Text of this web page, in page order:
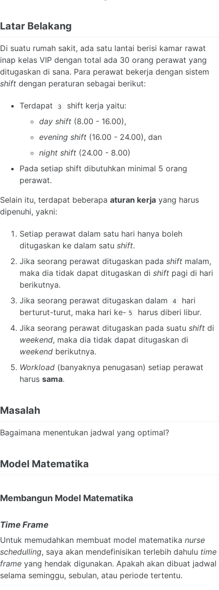
Latar Belakang
Di suatu rumah sakit, ada satu lantai berisi kamar rawat
inap kelas VIP dengan total ada 30 orang perawat yang
ditugaskan di sana. Para perawat bekerja dengan sistem
shift dengan peraturan sebagai berikut:
Terdapat 3
shift kerja yaitu:
day shift (8.00 - 16.00),
evening shift (16.00 - 24.00), dan
night shift (24.00 - 8.00)
Pada setiap shift dibutuhkan minimal 5 orang
perawat.
Selain itu, terdapat beberapa aturan kerja yang harus
dipenuhi, yakni:
Setiap perawat dalam satu hari hanya boleh
ditugaskan ke dalam satu shift.
Jika seorang perawat ditugaskan pada shift malam,
maka dia tidak dapat ditugaskan di shift pagi di hari
berikutnya.
Jika seorang perawat ditugaskan dalam
4
hari
berturut-turut, maka hari ke- 5
harus diberi libur.
Jika seorang perawat ditugaskan pada suatu shift di
weekend, maka dia tidak dapat ditugaskan di
weekend berikutnya.
Workload (banyaknya penugasan) setiap perawat
harus sama.
Masalah
Bagaimana menentukan jadwal yang optimal?
Model Matematika
Membangun Model Matematika
Time Frame
Untuk memudahkan membuat model matematika nurse
schedulling, saya akan mendefinisikan terlebih dahulu time
frame yang hendak digunakan. Apakah akan dibuat jadwal
selama seminggu, sebulan, atau periode tertentu.